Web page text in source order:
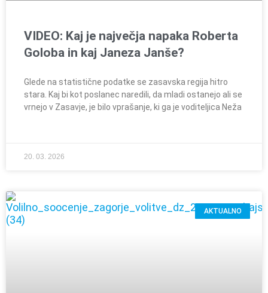
VIDEO: Kaj je največja napaka Roberta
Goloba in kaj Janeza Janše?
Glede na statistične podatke se zasavska regija hitro
stara. Kaj bi kot poslanec naredili, da mladi ostanejo ali se
vrnejo v Zasavje, je bilo vprašanje, ki ga je voditeljica Neža
20. 03. 2026
AKTUALNO